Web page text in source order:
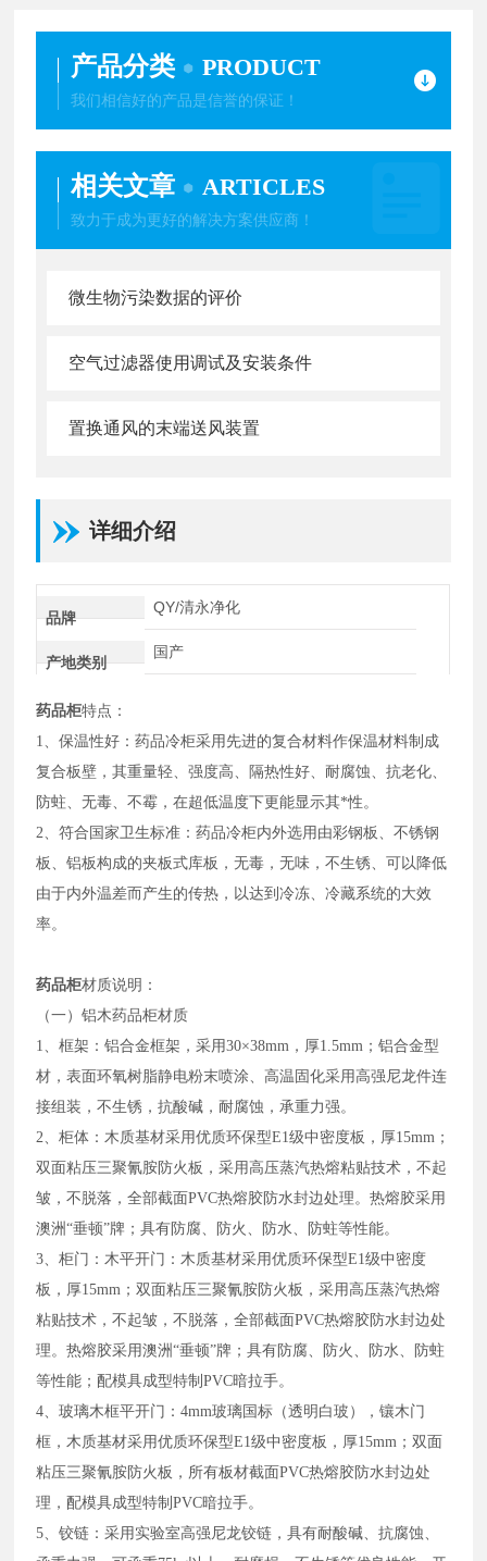
产品分类 PRODUCT
我们相信好的产品是信誉的保证！
相关文章 ARTICLES
致力于成为更好的解决方案供应商！
微生物污染数据的评价
空气过滤器使用调试及安装条件
置换通风的末端送风装置
详细介绍
品牌
QY/清永净化
产地类别
国产
药品柜特点：
1、保温性好：药品冷柜采用先进的复合材料作保温材料制成
复合板壁，其重量轻、强度高、隔热性好、耐腐蚀、抗老化、
防蛀、无毒、不霉，在超低温度下更能显示其*性。
2、符合国家卫生标准：药品冷柜内外选用由彩钢板、不锈钢
板、铝板构成的夹板式库板，无毒，无味，不生锈、可以降低
由于内外温差而产生的传热，以达到冷冻、冷藏系统的大效
率。
药品柜材质说明：
（一）铝木药品柜材质
1、框架：铝合金框架，采用30×38mm，厚1.5mm；铝合金型
材，表面环氧树脂静电粉末喷涂、高温固化采用高强尼龙件连
接组装，不生锈，抗酸碱，耐腐蚀，承重力强。
2、柜体：木质基材采用优质环保型E1级中密度板，厚15mm；
双面粘压三聚氰胺防火板，采用高压蒸汽热熔粘贴技术，不起
皱，不脱落，全部截面PVC热熔胶防水封边处理。热熔胶采用
澳洲“垂顿”牌；具有防腐、防火、防水、防蛀等性能。
3、柜门：木平开门：木质基材采用优质环保型E1级中密度
板，厚15mm；双面粘压三聚氰胺防火板，采用高压蒸汽热熔
粘贴技术，不起皱，不脱落，全部截面PVC热熔胶防水封边处
理。热熔胶采用澳洲“垂顿”牌；具有防腐、防火、防水、防蛀
等性能；配模具成型特制PVC暗拉手。
4、玻璃木框平开门：4mm玻璃国标（透明白玻），镶木门
框，木质基材采用优质环保型E1级中密度板，厚15mm；双面
粘压三聚氰胺防火板，所有板材截面PVC热熔胶防水封边处
理，配模具成型特制PVC暗拉手。
5、铰链：采用实验室高强尼龙铰链，具有耐酸碱、抗腐蚀、